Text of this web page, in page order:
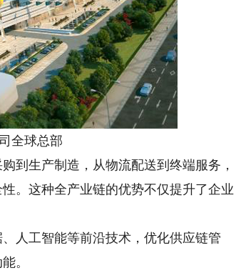
全球总部
生产制造，从物流配送到终端服务，
。这种全产业链的优势不仅提升了企业
人工智能等前沿技术，优化供应链管
。